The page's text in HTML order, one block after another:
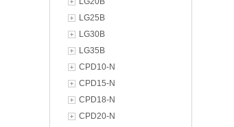
LG25B
LG30B
LG35B
CPD10-N
CPD15-N
CPD18-N
CPD20-N